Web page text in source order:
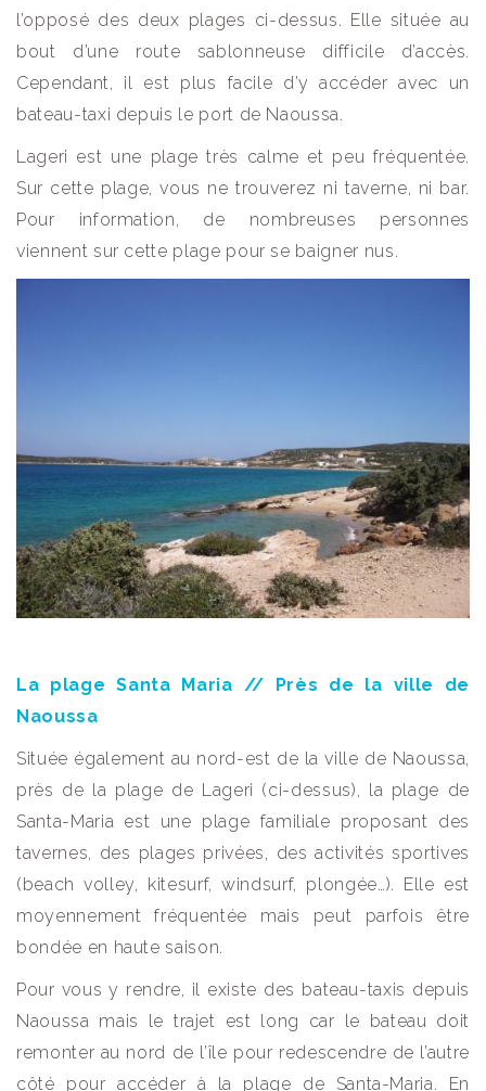
l’opposé des deux plages ci-dessus. Elle située au
bout d’une route sablonneuse difficile d’accès.
Cependant, il est plus facile d’y accéder avec un
bateau-taxi depuis le port de Naoussa.
Lageri est une plage très calme et peu fréquentée.
Sur cette plage, vous ne trouverez ni taverne, ni bar.
Pour information, de nombreuses personnes
viennent sur cette plage pour se baigner nus.
La plage Santa Maria // Près de la ville de
Naoussa
Située également au nord-est de la ville de Naoussa,
près de la plage de Lageri (ci-dessus), la plage de
Santa-Maria est une plage familiale proposant des
tavernes, des plages privées, des activités sportives
(beach volley, kitesurf, windsurf, plongée…). Elle est
moyennement fréquentée mais peut parfois être
bondée en haute saison.
Pour vous y rendre, il existe des bateau-taxis depuis
Naoussa mais le trajet est long car le bateau doit
remonter au nord de l’île pour redescendre de l’autre
côté pour accéder à la plage de Santa-Maria. En